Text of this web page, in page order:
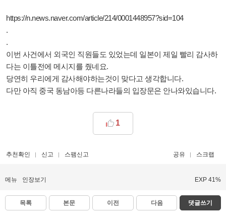
https://n.news.naver.com/article/214/0001448957?sid=104
.
.
이번 사건에서 외국인 직원들도 있었는데 일본이 제일 빨리 감사하
다는 이틀전에 메시지를 줬네요.
당연히 우리에게 감사해야하는것이 맞다고 생각합니다.
다만 아직 중국 동남아등 다른나라들의 입장문은 안나와있습니다.
1
추천확인 신고 스팸신고 공유 스크랩
메뉴 인장보기 EXP 41%
목록 본문 이전 다음 댓글쓰기